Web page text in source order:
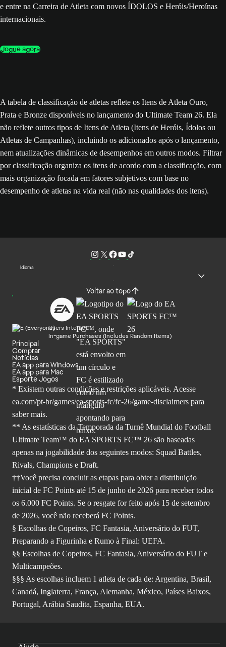
e entre na Carreira de Atleta com novos ÍDOLOS e Heróis/Heroínas
internacionais.
Jogue agora
A tabela de classificação de atletas reflete os Itens de Atleta Ouro,
Prata e Bronze disponíveis no lançamento do Ultimate Team 26. Ela
não reflete outros tipos de Itens de Atleta (Itens de Heróis, Ídolos ou
Atletas de Campanhas), incluindo os adicionados após o lançamento,
nem atualizações dinâmicas de desempenhos em outros modos. Filtrar
por classificação organiza os itens de acordo com a classificação, com
mais organização focada em fatores subjetivos com base no
desempenho de atletas na vida real (não nas qualidades dos itens).
Idioma
Voltar ao topo
Users Interact
In-game Purchases (Includes Random Items)
Principal
Comprar
Notícias
EA app para Windows
EA app para Mac
Esporte Jogos
* Existem outras condições e restrições aplicáveis. Acesse
ea.com/pt-br/games/ea-sports-fc/fc-26/game-disclaimers para
saber mais.
** As estatísticas da Temporada da Turnê Mundial do Football
Ultimate Team™ do EA SPORTS FC™ 26 são baseadas
apenas na jogabilidade dos seguintes modos: Squad Battles,
Rivals, Champions e Draft.
††Você precisa concluir as etapas para obter a distribuição
inicial de FC Points até 15 de junho de 2026 para receber todos
os 6.000 FC Points. Se o resgate for feito após 15 de setembro
de 2026, você não receberá FC Points.
§ Escolhas de Copeiros, FC Fantasia, Aniversário do FUT,
Preparando a Figurinha e Rumo à Final: UEFA.
§§ Escolhas de Copeiros, FC Fantasia, Aniversário do FUT e
Multicampeões.
§§§ As escolhas incluem 1 atleta de cada de: Argentina, Brasil,
Canadá, Inglaterra, França, Alemanha, México, Países Baixos,
Portugal, Arábia Saudita, Espanha, EUA.